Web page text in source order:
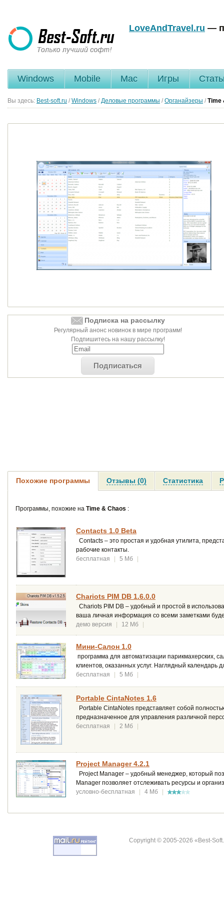
LoveAndTravel.ru —
Windows Mobile Mac Игры
Вы здесь: Best-soft.ru / Windows / Деловые программы / Органайзеры / Time
Подписка на рассылку
Регулярный анонс новинок в мире программ!
Подпишитесь на нашу рассылку!
Подписаться
Похожие программы Отзывы (0) Статистика
Программы, похожие на Time & Chaos :
Contacts 1.0 Beta
Contacts – это простая и удобная утилита,
рабочие контакты.
бесплатная
| 5 Мб |
Chariots PIM DB 1.6.0.0
Chariots PIM DB – удобный и простой в
ваша личная информация со всеми заметками
демо версия
| 12 Мб |
Мини-Салон 1.0
программа для автоматизации парикмахерских,
клиентов, оказанных услуг. Наглядный календарь
бесплатная
| 5 Мб |
Portable CintaNotes 1.6
Portable CintaNotes представляет собой
предназначенное для управления различной
бесплатная
| 2 Мб |
Project Manager 4.2.1
Project Manager – удобный менеджер, который
Manager позволяет отслеживать ресурсы и
условно-бесплатная
| 4 Мб |
Copyright © 2005-2026 «Best-